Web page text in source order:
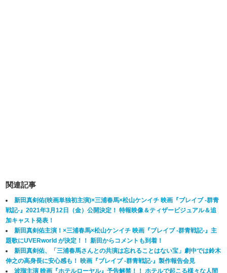
関連記事
新田真剣佑(映画単独初主演)×三浦春馬×松山ケンイチ 映画『ブレイブ ‐群青
戦記-』2021年3月12日（金）公開決定！ 特報映像＆ティザービジュアル＆追
加キャスト発表！
新田真剣佑主演！×三浦春馬×松山ケンイチ 映画『ブレイブ -群青戦記-』主
題歌にUVERworld が決定！！ 新田からコメントも到着！
新田真剣佑、「三浦春馬さんとの共演は忘れることはない宝」劇中では鈴木
伸之の高身長に安心感も！ 映画『ブレイブ ‐群青戦記-』製作報告会見
波瑠主演 映画『ホテルローヤル』予告解禁！！ ホテルで起こる様々な人間